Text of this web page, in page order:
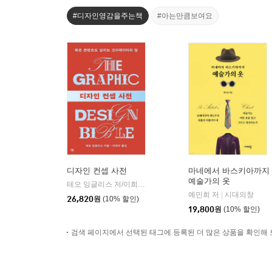
#디자인영감을주는책 #아는만큼보여요
디자인 컨셉 사전
테오 잉글리스 저/이희수 역
윌북(willbook)
26,820원 (10% 할인)
마네에서 바스키아까지
예술가의 옷
예민희 저
시대의창
19,800원 (10% 할인)
검색 페이지에서 선택된 태그에 등록된 더 많은 상품을 확인해